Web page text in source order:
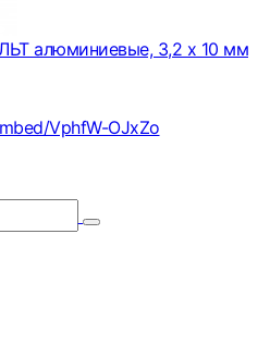
алюминиевые, 3,2 х 10 мм
VphfW-OJxZo